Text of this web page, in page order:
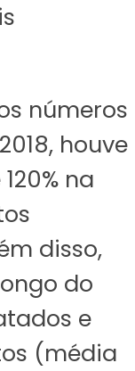
números
houve
na
disso,
do
e
(média